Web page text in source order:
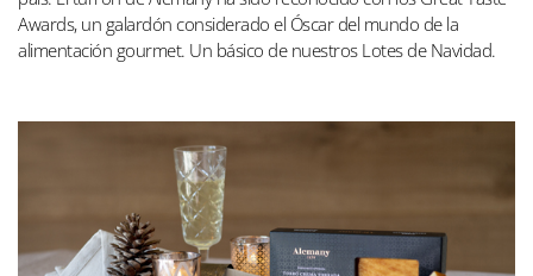
Awards, un galardón considerado el Óscar del mundo de la
alimentación gourmet. Un básico de nuestros Lotes de Navidad.